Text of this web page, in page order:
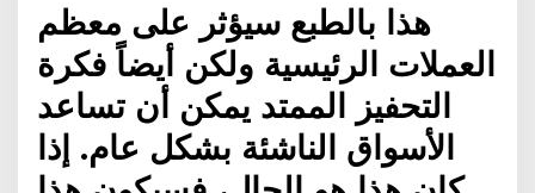
هذا بالطبع سيؤثر على معظم
العملات الرئيسية ولكن أيضاً فكرة
التحفيز الممتد يمكن أن تساعد
الأسواق الناشئة بشكل عام. إذا